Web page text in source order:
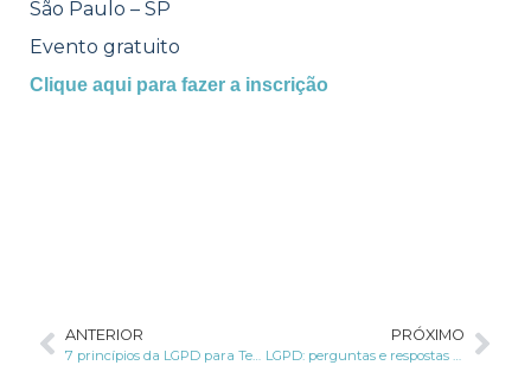
São Paulo – SP
Evento gratuito
Clique aqui para fazer a inscrição
ANTERIOR PRÓXIMO